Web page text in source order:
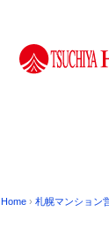
Home › 札幌マンション